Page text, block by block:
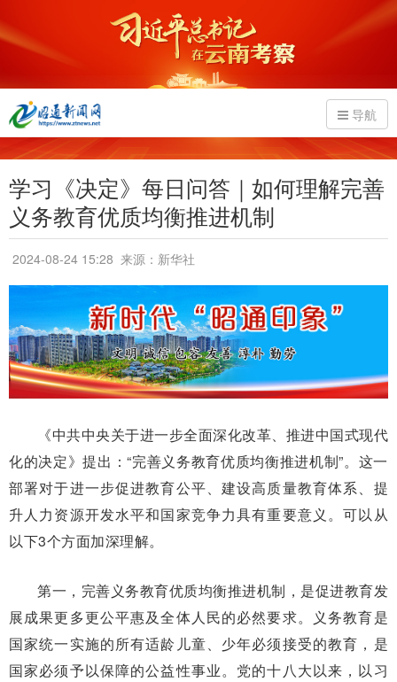
导航
学习《决定》每日问答｜如何理解完善
义务教育优质均衡推进机制
2024-08-24 15:28 来源：新华社
《中共中央关于进一步全面深化改革、推进中国式现代
化的决定》提出：“完善义务教育优质均衡推进机制”。这一
部署对于进一步促进教育公平、建设高质量教育体系、提
升人力资源开发水平和国家竞争力具有重要意义。可以从
以下3个方面加深理解。
第一，完善义务教育优质均衡推进机制，是促进教育发
展成果更多更公平惠及全体人民的必然要求。义务教育是
国家统一实施的所有适龄儿童、少年必须接受的教育，是
国家必须予以保障的公益性事业。党的十八大以来，以习